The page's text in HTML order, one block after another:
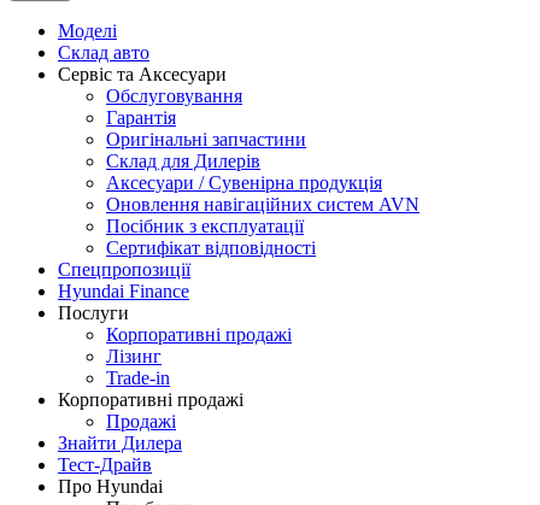
Моделі
Склад авто
Сервіс та Аксесуари
Обслуговування
Гарантія
Оригінальні запчастини
Склад для Дилерів
Аксесуари / Сувенірна продукція
Оновлення навігаційних систем AVN
Посібник з експлуатації
Сертифікат відповідності
Спецпропозиції
Hyundai Finance
Послуги
Корпоративні продажі
Лізинг
Trade-in
Корпоративні продажі
Продажі
Знайти Дилера
Тест-Драйв
Про Hyundai